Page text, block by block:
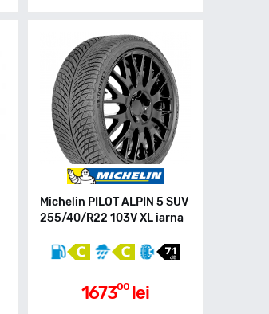
Michelin PILOT ALPIN 5 SUV
255/40/R22 103V XL iarna
167300 lei